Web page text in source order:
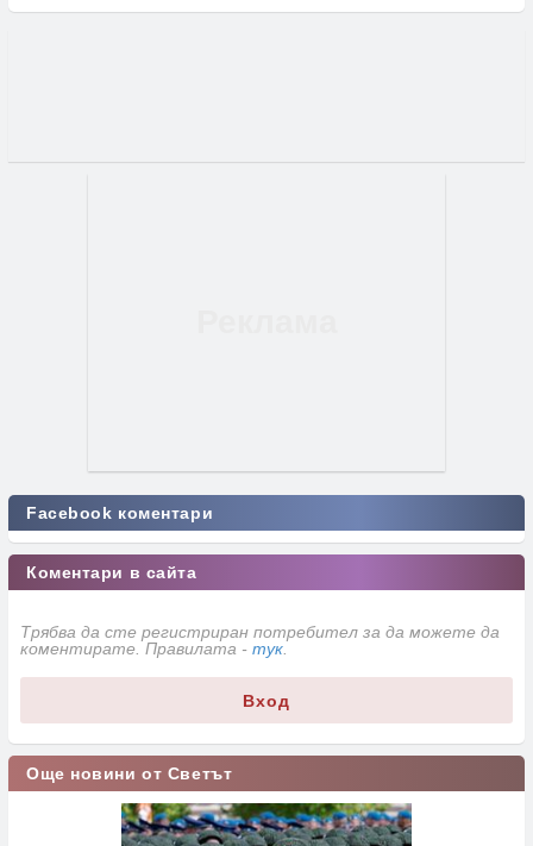
Facebook коментари
Коментари в сайта
Трябва да сте регистриран потребител за да можете да
коментирате. Правилата - тук
Вход
Още новини от Светът